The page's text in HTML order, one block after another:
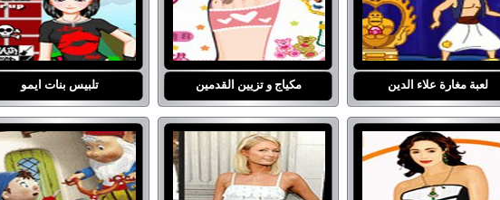
لعبة مغارة علاء الدين مكياج و تزيين القدمين تلبيس بنات ايمو